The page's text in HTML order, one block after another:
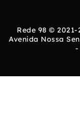
Rede 98 ©
Avenida Nossa
-